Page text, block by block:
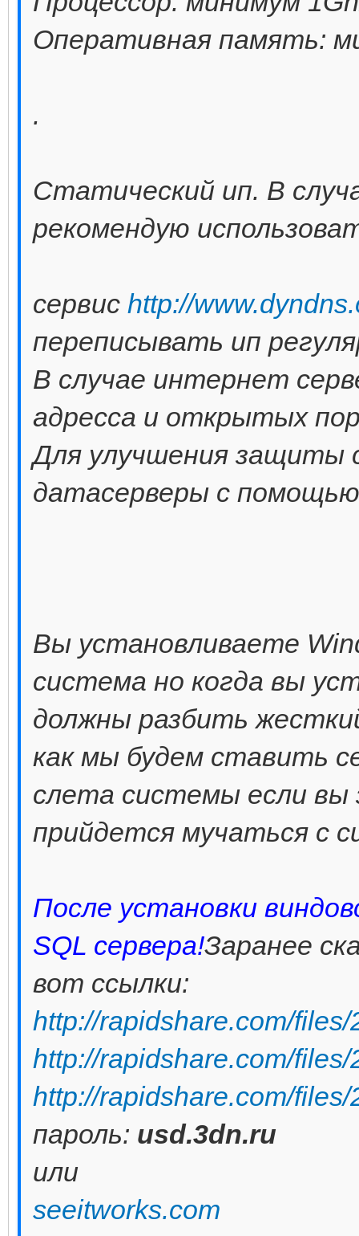
Оперативная память:
.
Статический ип. В
рекомендую
сервис http://
переписывать ип
В случае интернет
адресса и открытых
Для улучшения защиты
датасерверы с
Вы установливаете
система но когда вы
должны разбить
как мы будем ставить
слета системы если вы
прийдется мучаться с
После установки
SQL сервера!Заранее
вот ссылки:
http://rapidshare.com/
http://rapidshare.com/
http://rapidshare.com/
пароль: usd.3dn.ru
или
seeitworks.com